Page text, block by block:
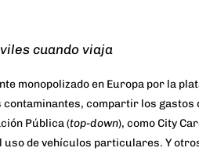
cuando viaja
monopolizado en Europa por la
compartir los gastos
Pública (top-down), comoCity
de vehículos particulares. Y